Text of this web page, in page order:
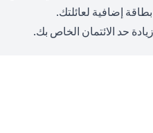
إضافية لعائلتك.
حد الائتمان الخاص بك.